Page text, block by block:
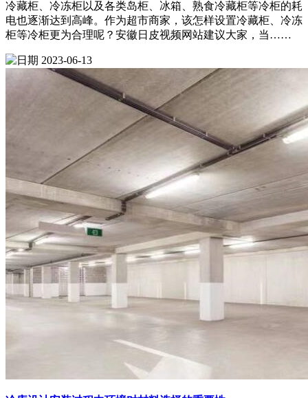
冷藏柜、冷冻柜以及各类岛柜、冰箱、熟食冷藏柜等冷柜的耗
电也逐渐达到高峰。作为超市商家，该怎样设置冷藏柜、冷冻
柜等冷柜更为合理呢？安徽日皮视频网站建议大家，当……
2023-06-13